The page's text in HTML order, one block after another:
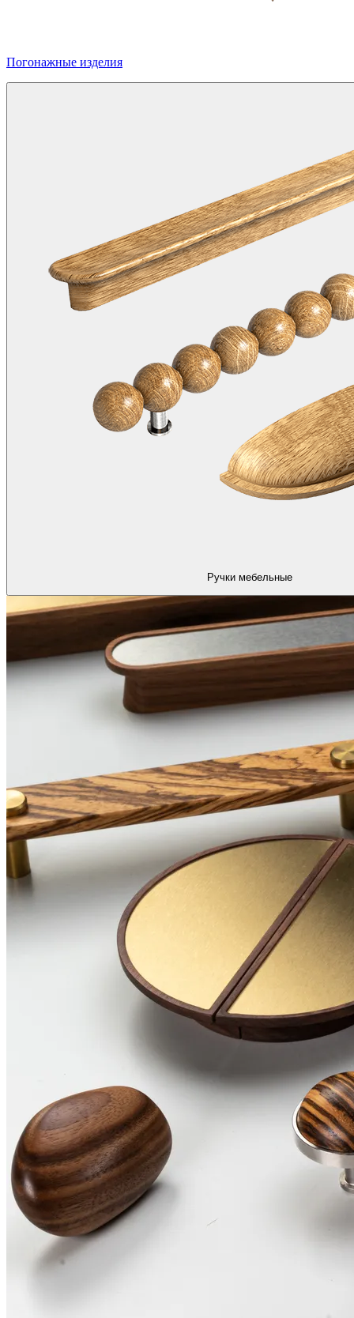
Погонажные изделия
Ручки мебельные